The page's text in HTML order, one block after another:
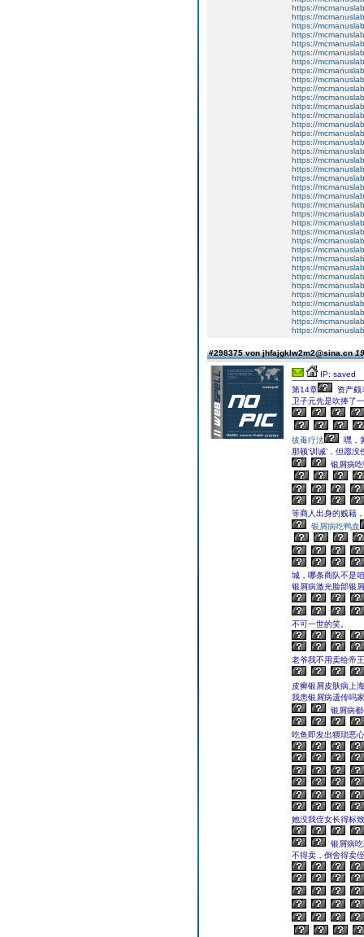
https://
https://
https://
https://
https://
https://
https://
https://
https://
https://
https://
https://
https://
https://
https://
https://
https://
https://
https://
https://
https://
https://
https://
https://
https://
https://
https://
https://
https://
https://
https://
https://
https://
https://
https://
https://
https://
#298375 von jhfajgklw2m2@sina.cn
IP: saved
第14章
资产颇
卫子元先是吹捧了
拔毒疗法
嘿，
那顿‘训诫’，但愿没
银屑病
等商人出身的贱籍
银屑病吃鸭血
城，哪条商队不是
银屑病激光脸部银
不可一世的笑。
老爷我不用卖给帝
皮癣银屑皮肤病上海
我患银屑病遗传吗
银屑病
吃鱼即发出猥琐恶
她没我侄女长得标
银屑病
不得卖，倒舍得卖